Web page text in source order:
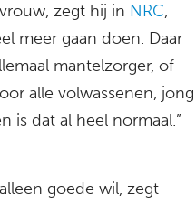
zegt hij in NRC,
meer gaan doen. Daar
mantelzorger, of
alle volwassenen, jong
is dat al heel normaal.”
goede wil, zegt